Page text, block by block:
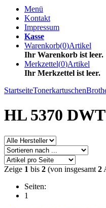
Menü
Kontakt
Impressum
Kasse
Warenkorb(0)Artikel
Ihr Warenkorb ist leer.
Merkzettel(0)Artikel
Ihr Merkzettel ist leer.
StartseiteTonerkartuschen
HL 5370 DWT
Zeige 1 bis 2 (von insgesamt 2
Seiten:
1